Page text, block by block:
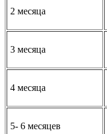
2 месяца
3 месяца
4 месяца
5- 6 месяцев